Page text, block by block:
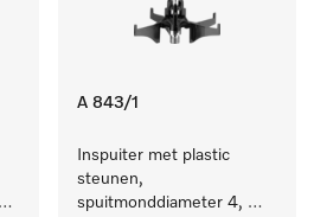
A 843/1
Inspuiter met plastic
steunen,
spuitmonddiameter 4,